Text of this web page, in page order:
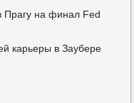
Прагу на финал Fed
карьеры в Заубере